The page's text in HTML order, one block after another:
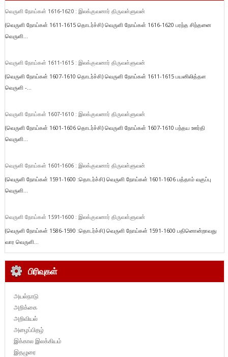
வெருளி நோய்கள் 1616-1620 : இலக்குவனார் திருவள்ளுவன்
(வெருளி நோய்கள் 1611-1615 தொடர்ச்சி) வெருளி நோய்கள் 1616-1620 பரந்த சிந்தனை
வெருளி...
வெருளி நோய்கள் 1611-1615 : இலக்குவனார் திருவள்ளுவன்
(வெருளி நோய்கள் 1607-1610 தொடர்ச்சி) வெருளி நோய்கள் 1611-1615 பயனிலித்தள
வெருளி -...
வெருளி நோய்கள் 1607-1610 : இலக்குவனார் திருவள்ளுவன்
(வெருளி நோய்கள் 1601-1606 தொடர்ச்சி) வெருளி நோய்கள் 1607-1610 பந்தய ஊர்தி
வெருளி...
வெருளி நோய்கள் 1601-1606 : இலக்குவனார் திருவள்ளுவன்
(வெருளி நோய்கள் 1591-1600 :தொடர்ச்சி) வெருளி நோய்கள் 1601-1606 பத்தாம் வகுப்பு
வெருளி...
வெருளி நோய்கள் 1591-1600 : இலக்குவனார் திருவள்ளுவன்
(வெருளி நோய்கள் 1586-1590 :தொடர்ச்சி) வெருளி நோய்கள் 1591-1600 பதினொன்றாவது
வார வெருளி...
பிரிவுகள்
அயல்நாடு
அறிக்கை
அறிவியல்
அழைப்பிதழ்
இக்கால இலக்கியம்
இதழுரை